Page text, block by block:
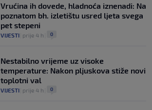
Vrućina ih dovede, hladnoća iznenadi: Na
poznatom bh. izletištu usred ljeta svega
pet stepeni
VIJESTI prije 4 h 0
Nestabilno vrijeme uz visoke
temperature: Nakon pljuskova stiže novi
toplotni val
VIJESTI prije 4 h 0